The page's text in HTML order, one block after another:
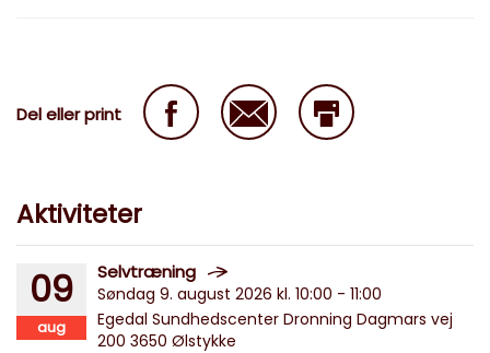
Del eller print
Aktiviteter
09
aug
Selvtræning
Søndag 9. august 2026 kl. 10:00 - 11:00
Egedal Sundhedscenter Dronning Dagmars vej
200 3650 Ølstykke